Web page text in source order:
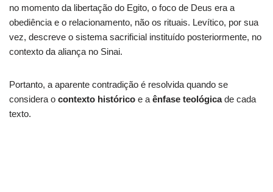
no momento da libertação do Egito, o foco de Deus era a
obediência e o relacionamento, não os rituais. Levítico, por sua
vez, descreve o sistema sacrificial instituído posteriormente, no
contexto da aliança no Sinai.
Portanto, a aparente contradição é resolvida quando se
considera o contexto histórico e a ênfase teológicade cada
texto.